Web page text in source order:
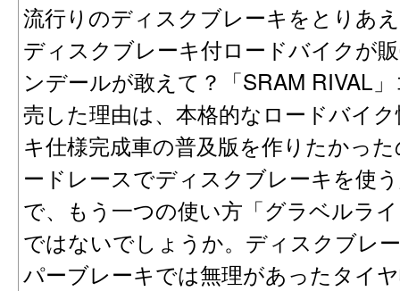
流行りのディスクブレーキをとりあ
ディスクブレーキ付ロードバイクが
ンデールが敢えて？「SRAM RIVAL
売した理由は、本格的なロードバイ
キ仕様完成車の普及版を作りたかっ
ードレースでディスクブレーキを使
で、もう一つの使い方「グラベルラ
ではないでしょうか。ディスクブレ
パーブレーキでは無理があったタイ